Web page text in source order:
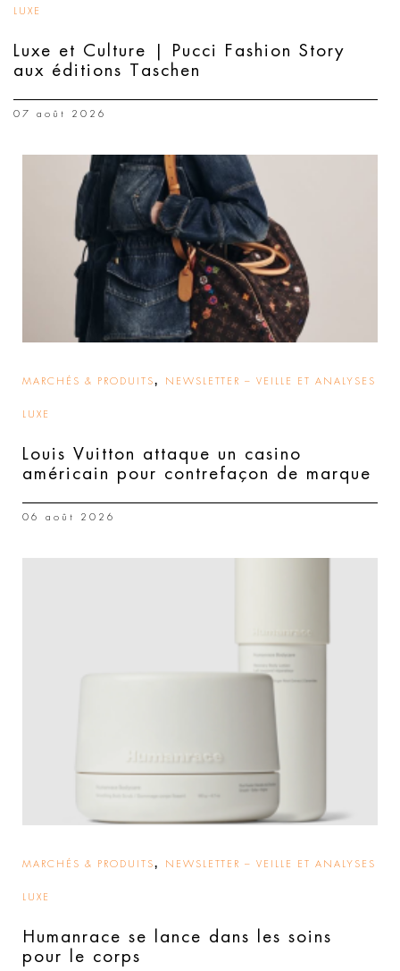
LUXE
Luxe et Culture | Pucci Fashion Story
aux éditions Taschen
07 août 2026
MARCHÉS & PRODUITS, NEWSLETTER – VEILLE ET ANALYSES
LUXE
Louis Vuitton attaque un casino
américain pour contrefaçon de marque
06 août 2026
MARCHÉS & PRODUITS, NEWSLETTER – VEILLE ET ANALYSES
LUXE
Humanrace se lance dans les soins
pour le corps